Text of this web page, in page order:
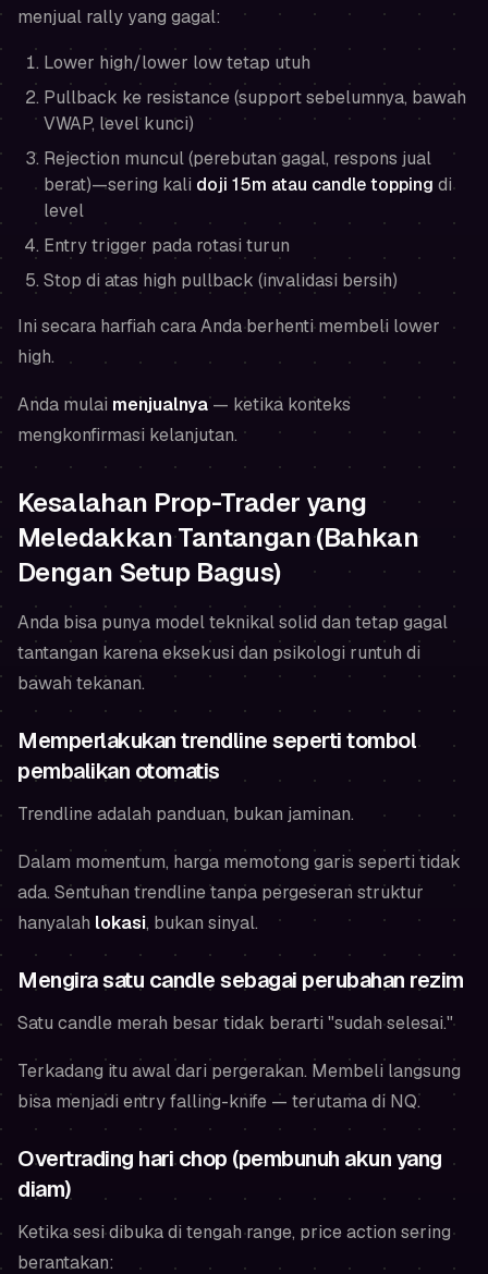
menjual rally yang gagal:
Lower high/lower low tetap utuh
Pullback ke resistance (support sebelumnya, bawah
VWAP, level kunci)
Rejection muncul (perebutan gagal, respons jual
berat)—sering kali doji 15m atau candle topping di
level
Entry trigger pada rotasi turun
Stop di atas high pullback (invalidasi bersih)
Ini secara harfiah cara Anda berhenti membeli lower
high.
Anda mulai menjualnya— ketika konteks
mengkonfirmasi kelanjutan.
Kesalahan Prop-Trader yang
Meledakkan Tantangan (Bahkan
Dengan Setup Bagus)
Anda bisa punya model teknikal solid dan tetap gagal
tantangan karena eksekusi dan psikologi runtuh di
bawah tekanan.
Memperlakukan trendline seperti tombol
pembalikan otomatis
Trendline adalah panduan, bukan jaminan.
Dalam momentum, harga memotong garis seperti tidak
ada. Sentuhan trendline tanpa pergeseran struktur
hanyalah lokasi, bukan sinyal.
Mengira satu candle sebagai perubahan rezim
Satu candle merah besar tidak berarti "sudah selesai."
Terkadang itu awal dari pergerakan. Membeli langsung
bisa menjadi entry falling-knife — terutama di NQ.
Overtrading hari chop (pembunuh akun yang
diam)
Ketika sesi dibuka di tengah range, price action sering
berantakan: